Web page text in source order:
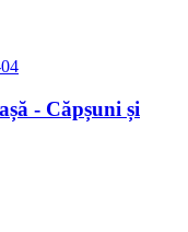
- Căpșuni și